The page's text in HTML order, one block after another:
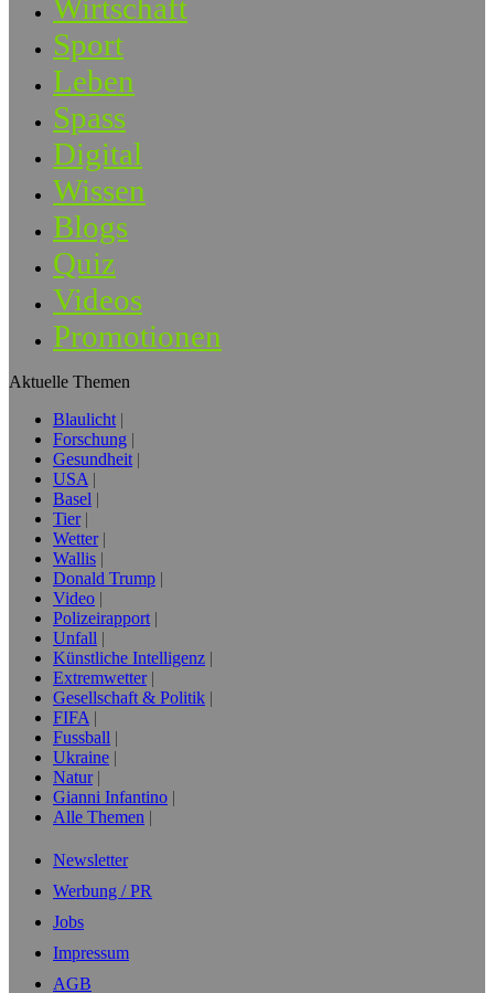
Wirtschaft
Sport
Leben
Spass
Digital
Wissen
Blogs
Quiz
Videos
Promotionen
Aktuelle Themen
Blaulicht
Forschung
Gesundheit
USA
Basel
Tier
Wetter
Wallis
Donald Trump
Video
Polizeirapport
Unfall
Künstliche Intelligenz
Extremwetter
Gesellschaft & Politik
FIFA
Fussball
Ukraine
Natur
Gianni Infantino
Alle Themen
Newsletter
Werbung / PR
Jobs
Impressum
AGB